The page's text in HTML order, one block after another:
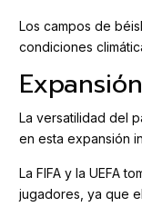
Los campos de
condiciones
La versatilidad del
en esta expansión
La FIFA y la UEFA
jugadores, ya que